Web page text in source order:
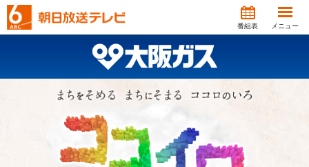
番組表 メニュー